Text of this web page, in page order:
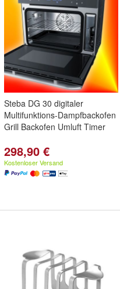
Steba DG 30 digitaler
Multifunktions-Dampfbackofen
Grill Backofen Umluft Timer
298,90 €
Kostenloser Versand